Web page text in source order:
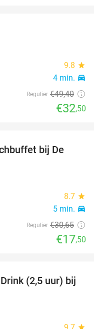
9.8 star
4 min. directions_car
Regulier €49,40
€32,50
43%
bij De
8.7 star
5 min. directions_car
Regulier €30,65
€17,50
13%
(2,5 uur) bij
star